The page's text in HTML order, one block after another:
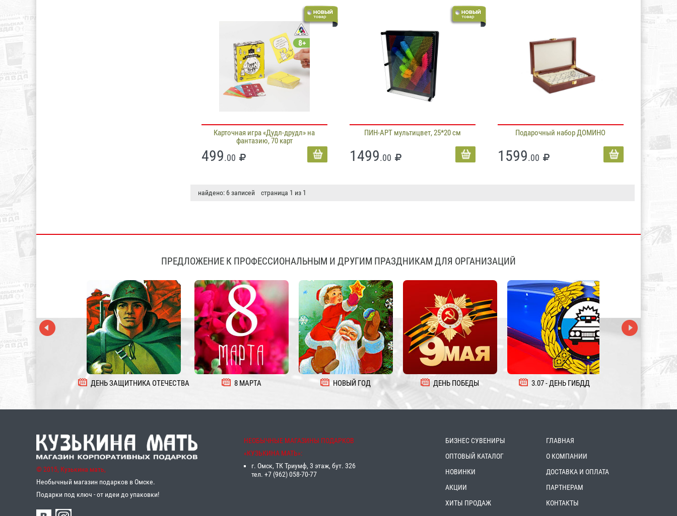
Карточная игра «Дудл-друдл» на
фантазию, 70 карт
499.00
ПИН-АРТ мультицвет, 25*20 см
1499.00
Подарочный набор ДОМИНО
1599.00
найдено: 6 записей страница 1 из 1
ПРЕДЛОЖЕНИЕ К ПРОФЕССИОНАЛЬНЫМ И ДРУГИМ ПРАЗДНИКАМ ДЛЯ ОРГАНИЗАЦИЙ
ДЕНЬ ЗАЩИТНИКА ОТЕЧЕСТВА 8 МАРТА НОВЫЙ ГОД ДЕНЬ ПОБЕДЫ 3.07 - ДЕНЬ ГИБДД
© 2015, Кузькина мать,
Необычный магазин подарков в Омске.
Подарки под ключ - от идеи до упаковки!
НЕОБЫЧНЫЕ МАГАЗИНЫ ПОДАРКОВ
«‎КУЗЬКИНА МАТЬ»‎:
г. Омск, ТК Триумф, 3 этаж, бут. 326
тел. +7 (962) 058-70-77
БИЗНЕС СУВЕНИРЫ
ОПТОВЫЙ КАТАЛОГ
НОВИНКИ
АКЦИИ
ХИТЫ ПРОДАЖ
ГЛАВНАЯ
О КОМПАНИИ
ДОСТАВКА И ОПЛАТА
ПАРТНЕРАМ
КОНТАКТЫ